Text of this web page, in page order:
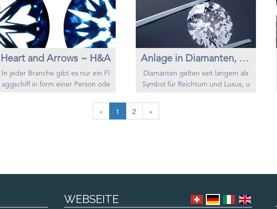
sen Vorteilen gehört die viel einfac
here Handelbarkeit von Anlagedia
manten erst seit dem Jahr 2014.
Wa...
von grosser Bedeutung ist. Was ist
mit der Sicherheit von Anlegediam
anten und wo sollten Sie diese lag
ern. Das wird eb...
Heart and Arrows ~ H&A
In jeder Branche gibt es nur ein Fl
aggschiff in form einer Person ode
Zum Beispiel ist es schwierig, üb
abt haben jedoch wird er nie zur b
Anlage in Diamanten, sinnvoll?
Diamanten gelten seit langem als
Symbol für Reichtum und Luxus, u
hön und haben eine zeitlose Anzie
ge Eigenschaft, die sie zu einer att
« 1 2 »
WEBSEITE